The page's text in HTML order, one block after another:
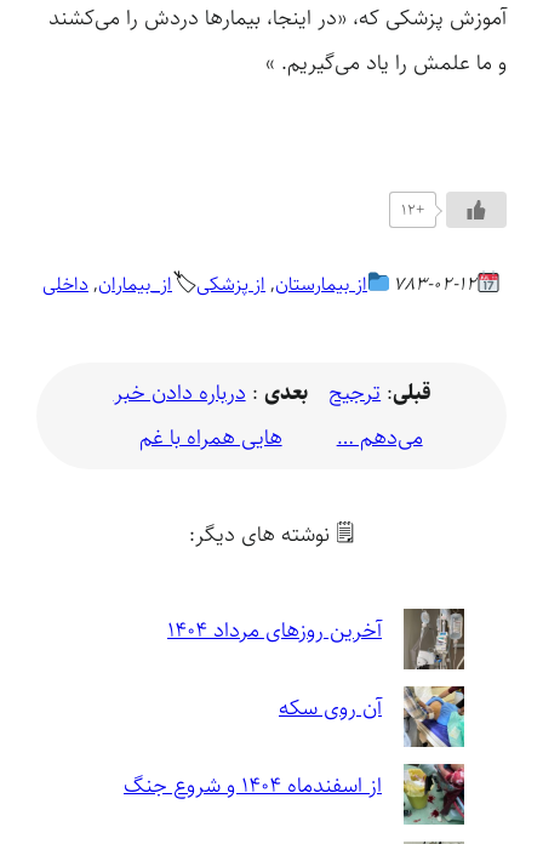
آموزش پزشکی که، «در اینجا، بیمارها دردش را می‌کشند
و ما علمش را یاد می‌گیریم. »
+12
783-02-12 از بیمارستان, از پزشکی🏷از_بیماران, داخلی
قبلی:ترجیح
می‌دهم …
بعدی :درباره دادن خبر
هایی همراه با غم
🗒 نوشته های دیگر:
آخرین روزهای مرداد ۱۴۰۴
آن روی سکه
از اسفندماه ۱۴۰۴ و شروع جنگ